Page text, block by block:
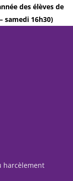
des élèves de
samedi 16h30)
harcèlement